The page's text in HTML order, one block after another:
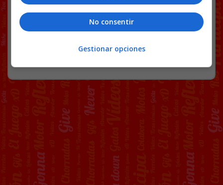
62 COMENTARIOS
No consentir
Gestionar opciones